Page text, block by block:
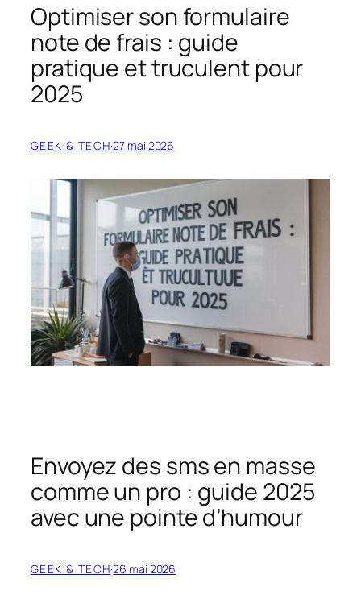
Optimiser son formulaire
note de frais : guide
pratique et truculent pour
2025
GEEK & TECH·27 mai 2026
Envoyez des sms en masse
comme un pro : guide 2025
avec une pointe d’humour
GEEK & TECH·26 mai 2026